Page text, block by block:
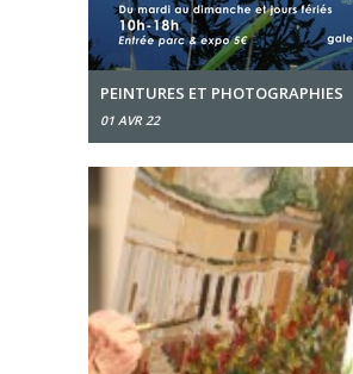
PEINTURES ET PHOTOGRAPHIES
01 AVR 22